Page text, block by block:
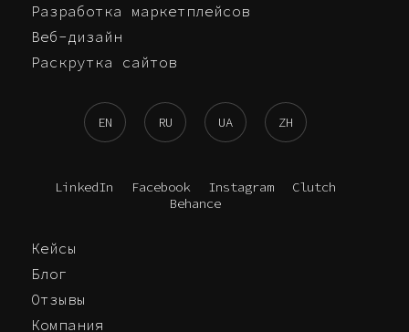
Разработка маркетплейсов
Веб-дизайн
Раскрутка сайтов
EN RU UA ZH
LinkedIn Facebook Instagram
Clutch
Behance
Кейсы
Блог
Отзывы
Компания